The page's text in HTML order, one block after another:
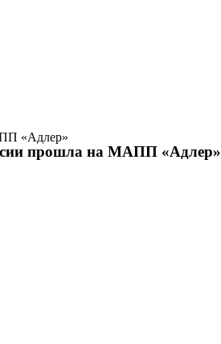
«Адлер»
прошла на МАПП «Адлер»